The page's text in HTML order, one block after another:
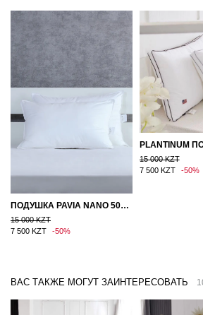
ПОДУШКА PAVIA NANO 50X70
15 000 KZT
7 500 KZT
-50%
15 000 KZT
7 500 KZT
-50%
ВАС ТАКЖЕ МОГУТ ЗАИНТЕРЕСОВАТЬ